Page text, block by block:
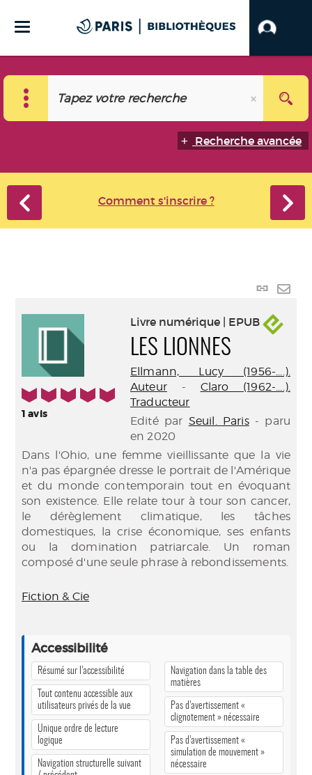
Recherche avancée
Comment s'inscrire ?
Lien
5/5
1avis
Livre numérique | EPUB
LES LIONNES
Ellmann, Lucy (1956-....).
Auteur- Claro (1962-....).
Traducteur
Edité par Seuil. Paris- paru
en 2020
Dans l'Ohio, une femme vieillissante que la vie
n'a pas épargnée dresse le portrait de l'Amérique
et du monde contemporain tout en évoquant
son existence. Elle relate tour à tour son cancer,
le dérèglement climatique, les tâches
domestiques, la crise économique, ses enfants
ou la domination patriarcale. Un roman
composé d'une seule phrase à rebondissements.
Fiction & Cie
Accessibilité
Résumé sur l’accessibilité
Tout contenu accessible aux
utilisateurs privés de la vue
Unique ordre de lecture
logique
Navigation structurelle suivant
Navigation dans la table des
matières
Pas d’avertissement «
clignotement » nécessaire
Pas d’avertissement «
simulation de mouvement »
nécessaire